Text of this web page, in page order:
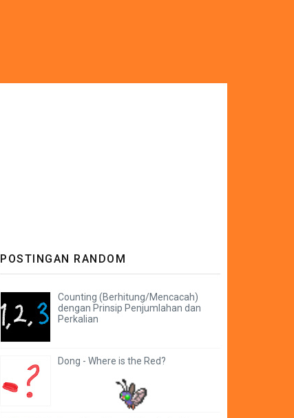
POSTINGAN RANDOM
Counting (Berhitung/Mencacah)
dengan Prinsip Penjumlahan dan
Perkalian
Dong - Where is the Red?